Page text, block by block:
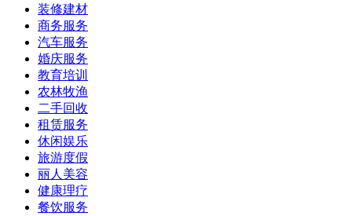
装修建材
商务服务
汽车服务
婚庆服务
教育培训
农林牧渔
二手回收
租赁服务
休闲娱乐
旅游度假
丽人美容
健康理疗
餐饮服务